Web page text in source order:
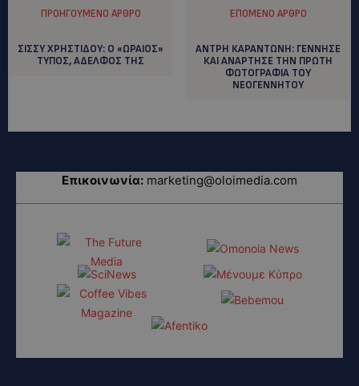
ΠΡΟΗΓΟΎΜΕΝΟ ΆΡΘΡΟ
ΣΙΣΣΥ ΧΡΗΣΤΙΔΟΥ: Ο «ΩΡΑΙΟΣ»
ΤΥΠΟΣ, ΑΔΕΛΦΟΣ ΤΗΣ
ΕΠΌΜΕΝΟ ΆΡΘΡΟ
ΑΝΤΡΗ ΚΑΡΑΝΤΩΝΗ: ΓΕΝΝΗΣΕ
ΚΑΙ ΑΝΑΡΤΗΣΕ ΤΗΝ ΠΡΩΤΗ
ΦΩΤΟΓΡΑΦΙΑ ΤΟΥ
ΝΕΟΓΕΝΝΗΤΟΥ
Επικοινωνία: marketing@oloimedia.com